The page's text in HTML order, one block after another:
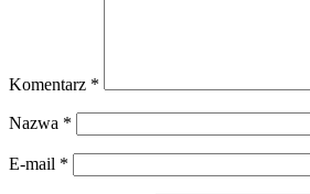
Komentarz *
Nazwa *
E-mail *